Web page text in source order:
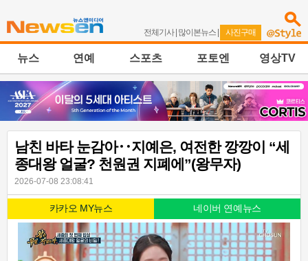
전체기사| 많이본뉴스 | 사진구매
뉴스 연예 스포츠 포토엔 영상TV
남친 바타 눈감아‥지예은, 여전한 깡깡이 “세
종대왕 얼굴? 천원권 지폐에”(왕무자)
2026-07-08 23:08:41
카카오 MY뉴스 네이버 연예뉴스